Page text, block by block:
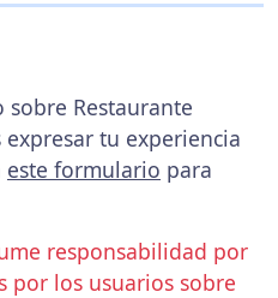
Restaurante
expresar tu experiencia
este formulario para
responsabilidad por
por los usuarios sobre